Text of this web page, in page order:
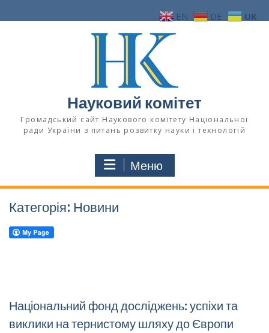
до
Науковий комітет
Громадський сайт Наукового комітету Національної
ради України з питань розвитку науки і технологій
Меню
Категорія: Новини
Національний фонд досліджень: успіхи та
виклики на тернистому шляху до Європи
EN DE UK